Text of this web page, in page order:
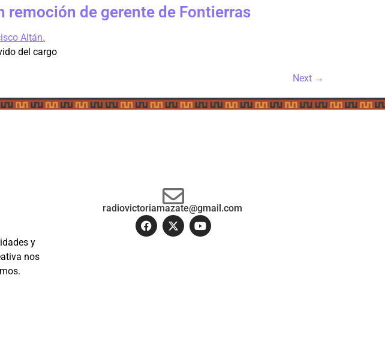
de gerente de Fontierras
del cargo
Next →
y
nos
radiovictoriamazate@gmail.com